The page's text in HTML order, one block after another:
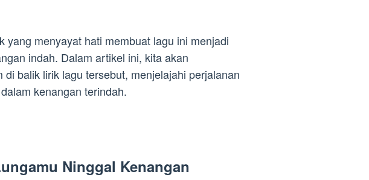
yang menyayat hati membuat lagu ini menjadi
indah. Dalam artikel ini, kita akan
balik lirik lagu tersebut, menjelajahi perjalanan
kenangan terindah.
Ninggal Kenangan